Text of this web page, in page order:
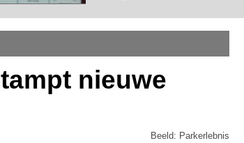
nieuwe
Beeld: Parkerlebnis